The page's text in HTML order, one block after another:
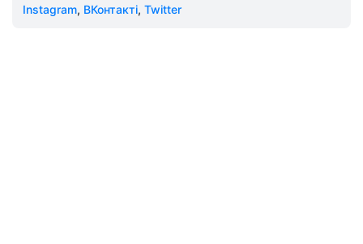
Instagram, ВКонтакті, Twitter